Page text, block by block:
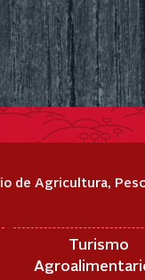
de Agricultura,
Turismo